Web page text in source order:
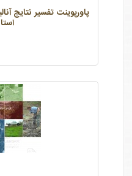
پاورپوینت تفسیر نتایج